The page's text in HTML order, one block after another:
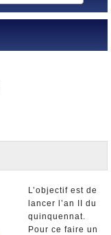
L’objectif est de
lancer l’an II du
quinquennat.
Pour ce faire un